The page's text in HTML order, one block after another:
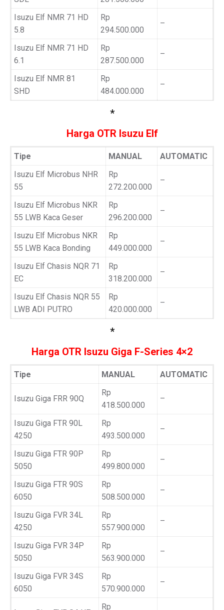
Isuzu Elf NMR 71 HD
5.8
Rp
294.500.000
–
Isuzu Elf NMR 71 HD
6.1
Rp
287.500.000
–
Isuzu Elf NMR 81
SHD
Rp
484.000.000
–
*
Harga OTR Isuzu Elf
Tipe MANUAL
AUTOMATIC
Isuzu Elf Microbus NHR
55
Rp
272.200.000
–
Isuzu Elf Microbus NKR
55 LWB Kaca Geser
Rp
296.200.000
–
Isuzu Elf Microbus NKR
55 LWB Kaca Bonding
Rp
449.000.000
–
Isuzu Elf Chasis NQR 71
EC
Rp
318.200.000
–
Isuzu Elf Chasis NQR 55
LWB ADI PUTRO
Rp
420.000.000
–
*
Harga OTR Isuzu Giga F-Series 4×2
Tipe MANUAL AUTOMATIC
Isuzu Giga FRR 90Q
Rp
418.500.000
–
Isuzu Giga FTR 90L
4250
Rp
493.500.000
–
Isuzu Giga FTR 90P
5050
Rp
499.800.000
–
Isuzu Giga FTR 90S
6050
Rp
508.500.000
–
Isuzu Giga FVR 34L
4250
Rp
557.900.000
–
Isuzu Giga FVR 34P
5050
Rp
563.900.000
–
Isuzu Giga FVR 34S
6050
Rp
570.900.000
–
Rp